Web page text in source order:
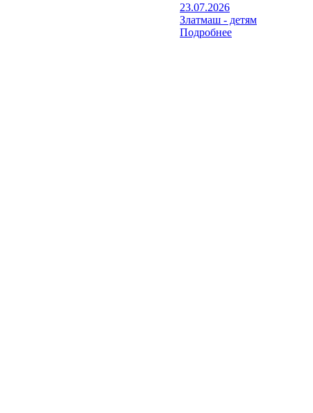
23.07.2026
Златмаш - детям
Подробнее